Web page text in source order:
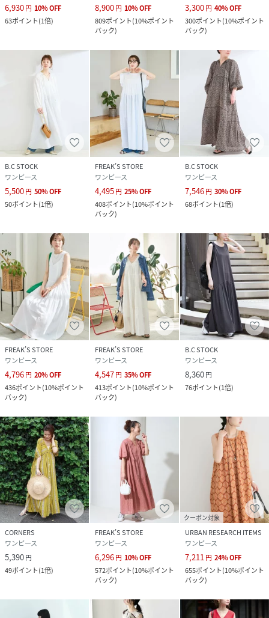
6,930円 10%OFF
63ポイント(1倍)
8,900円 10%OFF
809ポイント(10%ポイント
バック)
3,300円 40%OFF
300ポイント(10%ポイント
バック)
B.C STOCK
ワンピース
5,500円 50%OFF
50ポイント(1倍)
FREAK’S STORE
ワンピース
4,495円 25%OFF
408ポイント(10%ポイント
バック)
B.C STOCK
ワンピース
7,546円 30%OFF
68ポイント(1倍)
FREAK’S STORE
ワンピース
4,796円 20%OFF
436ポイント(10%ポイント
バック)
FREAK’S STORE
ワンピース
4,547円 35%OFF
413ポイント(10%ポイント
バック)
B.C STOCK
ワンピース
8,360円
76ポイント(1倍)
CORNERS
ワンピース
5,390円
49ポイント(1倍)
FREAK’S STORE
ワンピース
6,296円 10%OFF
572ポイント(10%ポイント
バック)
クーポン対象
URBAN RESEARCH ITEMS
ワンピース
7,211円 24%OFF
655ポイント(10%ポイント
バック)